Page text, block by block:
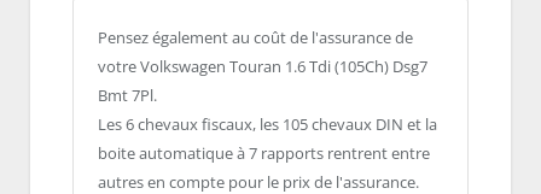
Pensez également au coût de l'assurance de
votre Volkswagen Touran 1.6 Tdi (105Ch) Dsg7
Bmt 7Pl.
Les 6 chevaux fiscaux, les 105 chevaux DIN et la
boite automatique à 7 rapports rentrent entre
autres en compte pour le prix de l'assurance.